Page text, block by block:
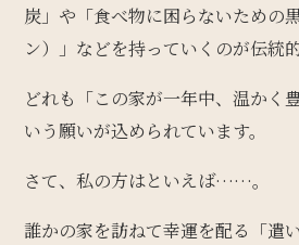
炭」や「食べ物に困らないための
ン）」などを持っていくのが伝統
どれも「この家が一年中、温かく
いう願いが込められています。
さて、私の方はといえば……。
誰かの家を訪ねて幸運を配る「遣